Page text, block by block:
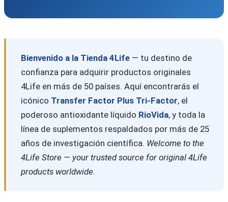
Bienvenido a la Tienda 4Life— tu destino de
confianza para adquirir productos originales
4Life en más de 50 países. Aquí encontrarás el
icónico Transfer Factor Plus Tri-Factor, el
poderoso antioxidante líquido RioVida, y toda la
línea de suplementos respaldados por más de 25
años de investigación científica. Welcome to the
4Life Store — your trusted source for original 4Life
products worldwide.